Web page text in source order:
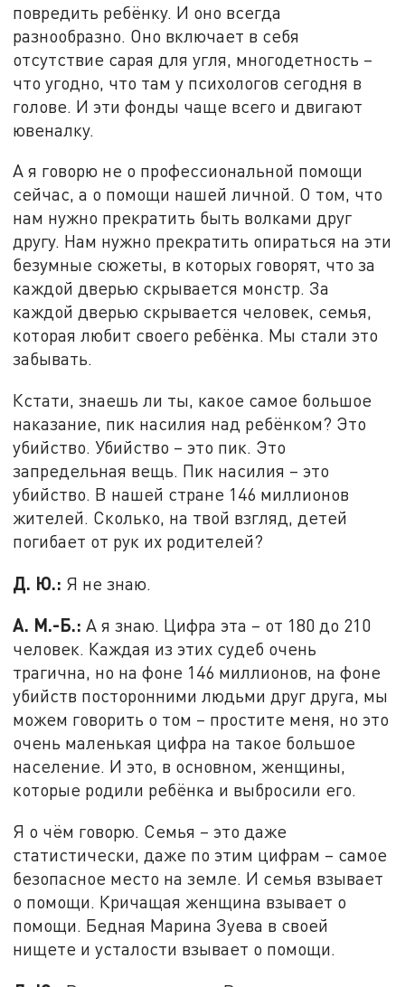
повредить ребёнку. И оно всегда
разнообразно. Оно включает в себя
отсутствие сарая для угля, многодетность –
что угодно, что там у психологов сегодня в
голове. И эти фонды чаще всего и двигают
ювеналку.
А я говорю не о профессиональной помощи
сейчас, а о помощи нашей личной. О том, что
нам нужно прекратить быть волками друг
другу. Нам нужно прекратить опираться на эти
безумные сюжеты, в которых говорят, что за
каждой дверью скрывается монстр. За
каждой дверью скрывается человек, семья,
которая любит своего ребёнка. Мы стали это
забывать.
Кстати, знаешь ли ты, какое самое большое
наказание, пик насилия над ребёнком? Это
убийство. Убийство – это пик. Это
запредельная вещь. Пик насилия – это
убийство. В нашей стране 146 миллионов
жителей. Сколько, на твой взгляд, детей
погибает от рук их родителей?
Д. Ю.: Я не знаю.
А. М.-Б.: А я знаю. Цифра эта – от 180 до 210
человек. Каждая из этих судеб очень
трагична, но на фоне 146 миллионов, на фоне
убийств посторонними людьми друг друга, мы
можем говорить о том – простите меня, но это
очень маленькая цифра на такое большое
население. И это, в основном, женщины,
которые родили ребёнка и выбросили его.
Я о чём говорю. Семья – это даже
статистически, даже по этим цифрам – самое
безопасное место на земле. И семья взывает
о помощи. Кричащая женщина взывает о
помощи. Бедная Марина Зуева в своей
нищете и усталости взывает о помощи.